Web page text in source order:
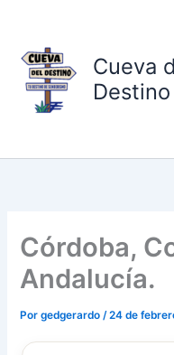
contenido
Cueva
Destino
Córdoba,
Andalucía.
Porgedgerardo/24 de